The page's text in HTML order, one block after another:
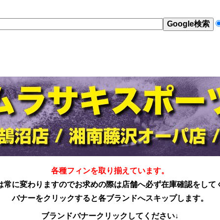
各種フィンを取り揃えています。
常に変わりますのでお求めの際は店舗へ必ず在庫確認をして
バナーをクリックすると各ブランドへスキップします。
ブランドバナークリックしてください↓